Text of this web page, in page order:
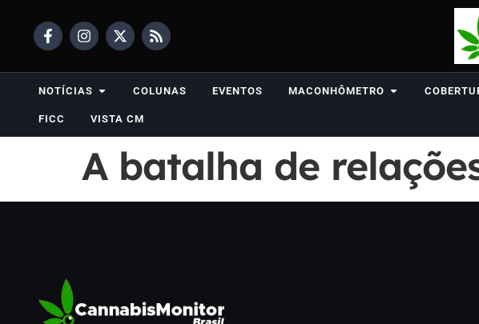
NOTÍCIAS COLUNAS EVENTOS MACONHÔMETRO
FICC VISTA CM
A batalha de